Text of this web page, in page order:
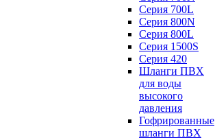
Серия 700L
Серия 800N
Серия 800L
Серия 1500S
Серия 420
Шланги ПВХ
для воды
высокого
давления
Гофрированные
шланги ПВХ